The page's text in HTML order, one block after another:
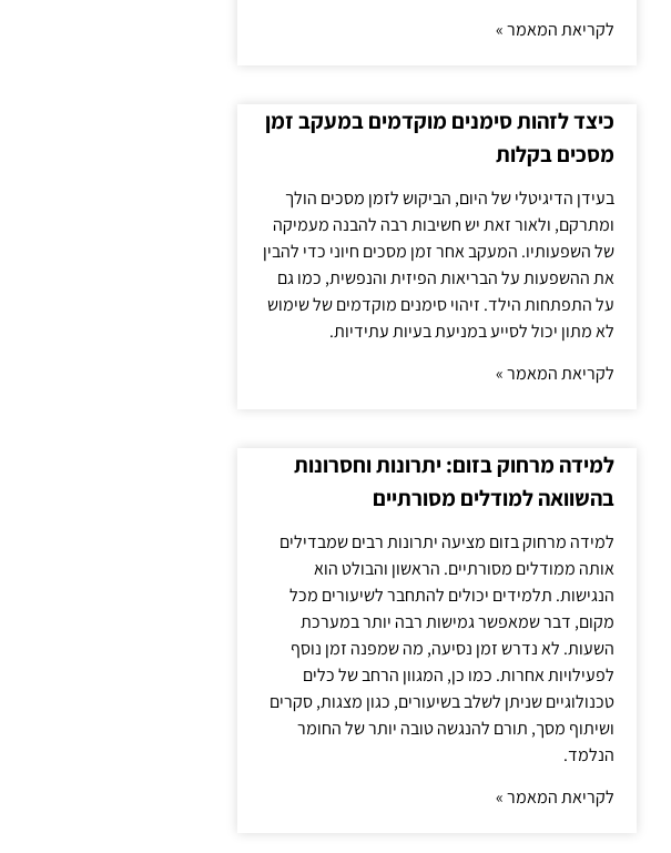
לקריאת המאמר »
כיצד לזהות סימנים מוקדמים במעקב זמן
מסכים בקלות
בעידן הדיגיטלי של היום, הביקוש לזמן מסכים הולך
ומתרקם, ולאור זאת יש חשיבות רבה להבנה מעמיקה
של השפעותיו. המעקב אחר זמן מסכים חיוני כדי להבין
את ההשפעות על הבריאות הפיזית והנפשית, כמו גם
על התפתחות הילד. זיהוי סימנים מוקדמים של שימוש
לא מתון יכול לסייע במניעת בעיות עתידיות.
לקריאת המאמר »
למידה מרחוק בזום: יתרונות וחסרונות
בהשוואה למודלים מסורתיים
למידה מרחוק בזום מציעה יתרונות רבים שמבדילים
אותה ממודלים מסורתיים. הראשון והבולט הוא
הנגישות. תלמידים יכולים להתחבר לשיעורים מכל
מקום, דבר שמאפשר גמישות רבה יותר במערכת
השעות. לא נדרש זמן נסיעה, מה שמפנה זמן נוסף
לפעילויות אחרות. כמו כן, המגוון הרחב של כלים
טכנולוגיים שניתן לשלב בשיעורים, כגון מצגות, סקרים
ושיתוף מסך, תורם להנגשה טובה יותר של החומר
הנלמד.
לקריאת המאמר »